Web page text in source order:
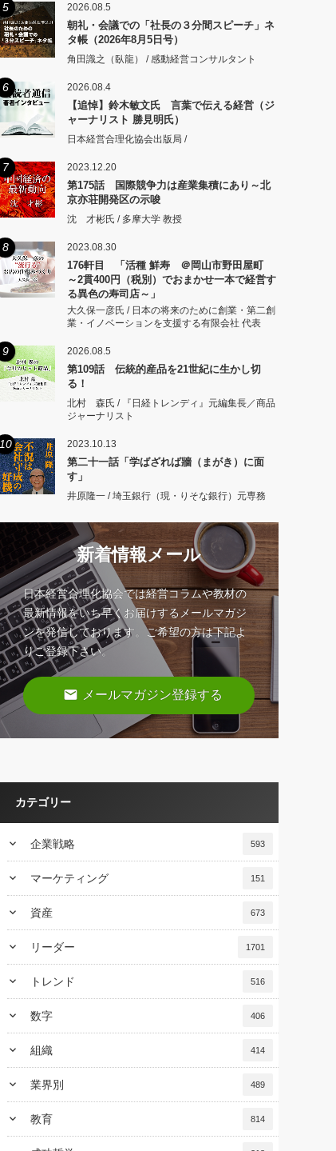
5 2026.08.5
朝礼・会議での「社長の３分間スピーチ」ネ
タ帳（2026年8月5日号）
角田識之（臥龍） / 感動経営コンサルタント
6 2026.08.4
【追悼】鈴木敏文氏 言葉で伝える経営（ジ
ャーナリスト 勝見明氏）
日本経営合理化協会出版局 /
7 2023.12.20
第175話 国際競争力は産業集積にあり～北
京亦荘開発区の示唆
沈 才彬氏 / 多摩大学 教授
8 2023.08.30
176軒目 「活種 鮮寿 ＠岡山市野田屋町
～2貫400円（税別）でおまかせ一本で経営す
る異色の寿司店～」
大久保一彦氏 / 日本の将来のために創業・第二創
業・イノベーションを支援する有限会社 代表
9 2026.08.5
第109話 伝統的産品を21世紀に生かし切
る！
北村 森氏 / 『日経トレンディ』元編集長／商品
ジャーナリスト
10 2023.10.13
第二十一話「学ばざれば牆（まがき）に面
す」
井原隆一 / 埼玉銀行（現・りそな銀行）元専務
新着情報メール
日本経営合理化協会では経営コラムや教材の
最新情報をいち早くお届けするメールマガジ
ンを発信しております。ご希望の方は下記よ
りご登録下さい。
email メールマガジン登録する
カテゴリー
keyboard_arrow_down 企業戦略 593
keyboard_arrow_down マーケティング 151
keyboard_arrow_down 資産 673
keyboard_arrow_down リーダー 1701
keyboard_arrow_down トレンド 516
keyboard_arrow_down 数字 406
keyboard_arrow_down 組織 414
keyboard_arrow_down 業界別 489
keyboard_arrow_down 教育 814